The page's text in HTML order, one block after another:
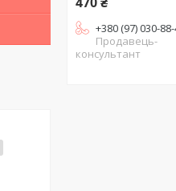
+380 (97) 030-
Продавець-
консультант